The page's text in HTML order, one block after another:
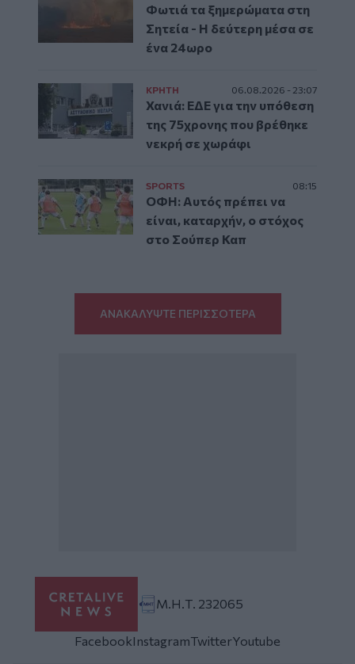
Φωτιά τα ξημερώματα στη
Σητεία - Η δεύτερη μέσα σε
ένα 24ωρο
ΚΡΗΤΗ 06.08.2026 - 23:07
Χανιά: ΕΔΕ για την υπόθεση
της 75χρονης που βρέθηκε
νεκρή σε χωράφι
SPORTS 08:15
ΟΦΗ: Αυτός πρέπει να
είναι, καταρχήν, ο στόχος
στο Σούπερ Καπ
ΑΝΑΚΑΛΥΨΤΕ ΠΕΡΙΣΣΟΤΕΡΑ
Μ.Η.Τ. 232065
FacebookInstagramTwitterYoutube